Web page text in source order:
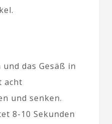
das Gesäß in
acht
und senken.
8-10 Sekunden